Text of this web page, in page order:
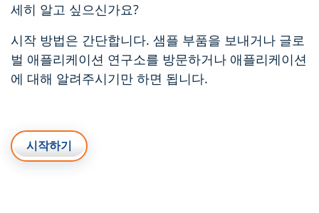
세히 알고 싶으신가요?
시작 방법은 간단합니다. 샘플 부품을 보내거나 글로
벌 애플리케이션 연구소를 방문하거나 애플리케이션
에 대해 알려주시기만 하면 됩니다.
시작하기